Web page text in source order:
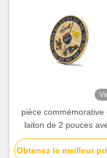
pièce commémorative
laiton de 2 pouces
émail doux pour le défi
marine américaine
Obtenez le meilleur